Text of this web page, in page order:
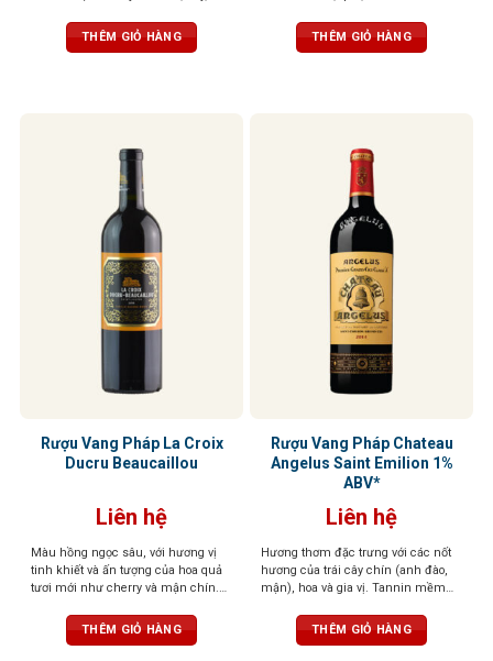
cấu trúc tập trung vị tannin tao nhã,
vững chắc, dư vị kéo dài bền bỉ
THÊM GIỎ HÀNG
kéo dài và phức hợp
THÊM GIỎ HÀNG
Rượu Vang Pháp La Croix
Ducru Beaucaillou
Liên hệ
Màu hồng ngọc sâu, với hương vị
tinh khiết và ấn tượng của hoa quả
tươi mới như cherry và mận chín.
dai dẳng với độ chua ấn tượng
THÊM GIỎ HÀNG
Rượu Vang Pháp Chateau
Angelus Saint Emilion 1%
ABV*
Liên hệ
Hương thơm đặc trưng với các nốt
hương của trái cây chín (anh đào,
mận), hoa và gia vị. Tannin mềm
với sự cân bằng giữa độ chua và độ
ngọt, để lại hậu vị dài lâu.
THÊM GIỎ HÀNG